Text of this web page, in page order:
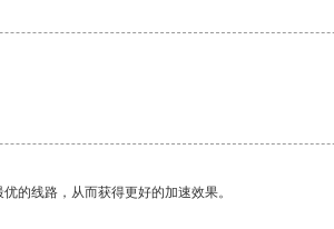
的线路，从而获得更好的加速效果。